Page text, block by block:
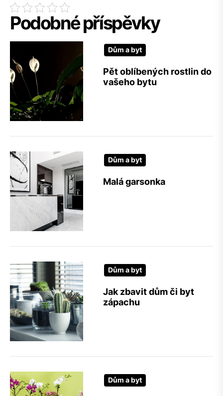
Podobné příspěvky
Dům a byt
Pět oblíbených rostlin do
vašeho bytu
Dům a byt
Malá garsonka
Dům a byt
Jak zbavit dům či byt
zápachu
Dům a byt